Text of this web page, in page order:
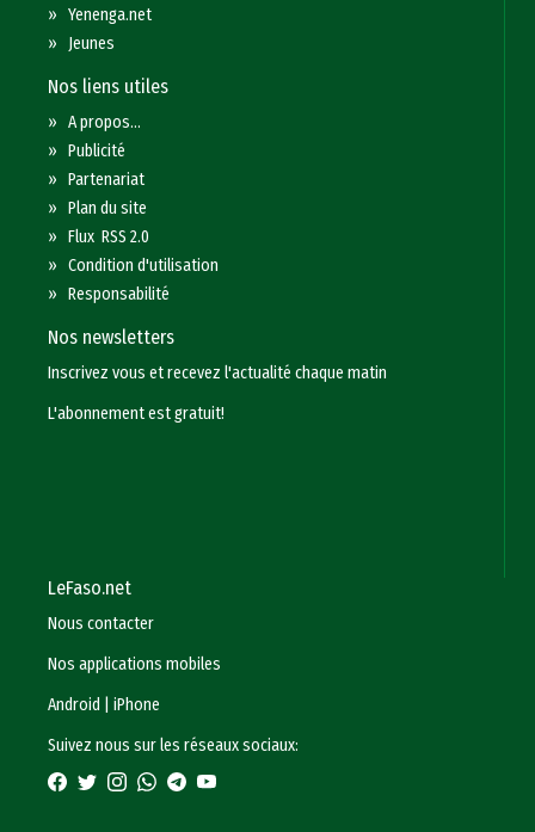
»Yenenga.net
» Jeunes
Nos liens utiles
»A propos...
»Publicité
»Partenariat
»Plan du site
»Flux RSS 2.0
»Condition d'utilisation
»Responsabilité
Nos newsletters
Inscrivez vous et recevez l'actualité chaque matin
L'abonnement est gratuit!
LeFaso.net
Nous contacter
Nos applications mobiles
Android
|iPhone
Suivez nous sur les réseaux sociaux: